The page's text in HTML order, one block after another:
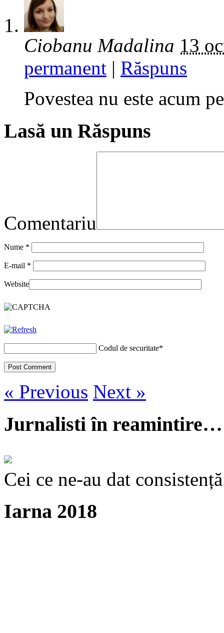
Ciobanu Madalina 13
permanent | Răspuns
Povestea nu este acum
Lasă un Răspuns
Comentariu
Nume *
E-mail *
Website
Codul de securitate*
« Previous Next »
Jurnalisti în reamintire…
Cei ce ne-au dat
Iarna 2018